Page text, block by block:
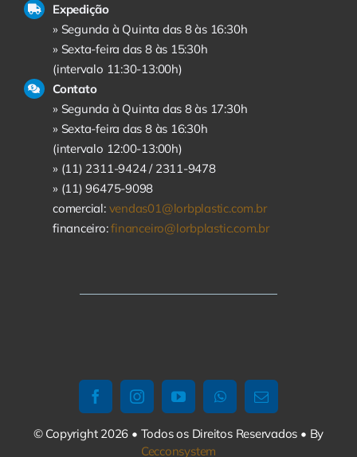
Expedição
» Segunda à Quinta das 8 às 16:30h
» Sexta-feira das 8 às 15:30h
(intervalo 11:30-13:00h)
Contato
» Segunda à Quinta das 8 às 17:30h
» Sexta-feira das 8 às 16:30h
(intervalo 12:00-13:00h)
» (11) 2311-9424 / 2311-9478
» (11) 96475-9098
comercial: vendas01@lorbplastic.com.br
financeiro:financeiro@lorbplastic.com.br
© Copyright 2026 • Todos os Direitos Reservados • By
Cecconsystem